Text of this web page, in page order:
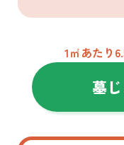
1㎡あたり
墓